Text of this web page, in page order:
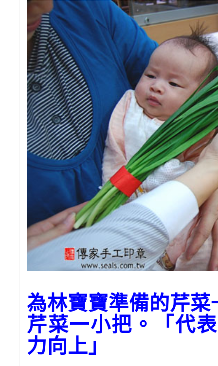
為林寶寶準備的芹菜
芹菜一小把。「代
力向上」